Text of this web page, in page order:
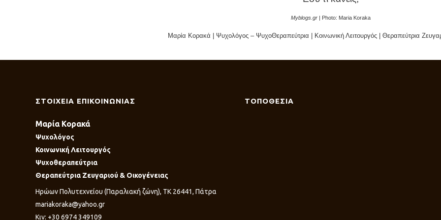
Myblogs.gr | Photo: Maria Koraka
Μαρία Κορακά | Ψυχολόγος – ΨυχοΘεραπεύτρια | Κοινωνική Λειτουργός | Θεραπεύτρια
ΣΤΟΙΧΕΙΑ ΕΠΙΚΟΙΝΩΝΙΑΣ
Μαρία Κορακά
Ψυχολόγος
Κοινωνική Λειτουργός
Ψυχοθεραπεύτρια
Θεραπεύτρια Ζευγαριού & Οικογένειας
Ηρώων Πολυτεχνείου (Παραλιακή ζώνη), ΤΚ 26441, Πάτρα
mariakoraka@yahoo.gr
Κιν: +30 6974 349109
ΤΟΠΟΘΕΣΙΑ